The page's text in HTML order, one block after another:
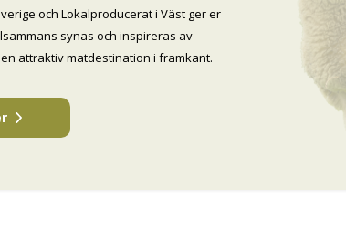
och Lokalproducerat i Väst ger er
synas och inspireras av
attraktiv matdestination i framkant.